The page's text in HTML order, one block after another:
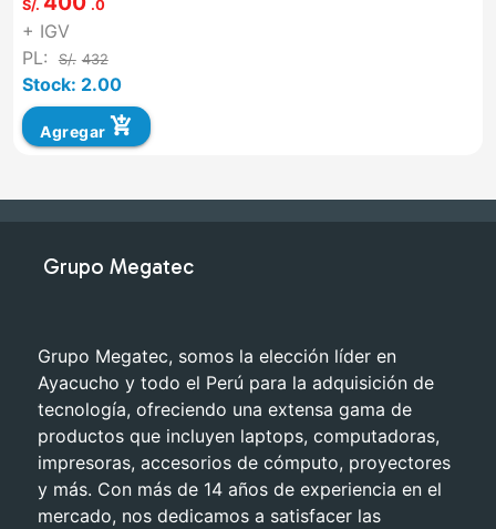
S/. .0
+ IGV
PL:
S/. 432
Stock: 2.00
Agregar add_shopping_cart
Grupo Megatec
Grupo Megatec, somos la elección líder en
Ayacucho y todo el Perú para la adquisición de
tecnología, ofreciendo una extensa gama de
productos que incluyen laptops, computadoras,
impresoras, accesorios de cómputo, proyectores
y más. Con más de 14 años de experiencia en el
mercado, nos dedicamos a satisfacer las